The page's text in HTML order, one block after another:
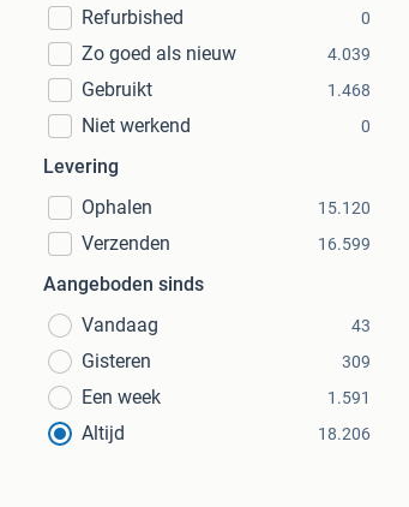
Refurbished 0
Zo goed als nieuw 4.039
Gebruikt 1.468
Niet werkend 0
Levering
Ophalen
15.120
Verzenden 16.599
Aangeboden sinds
Vandaag
43
Gisteren 309
Een week 1.591
Altijd 18.206